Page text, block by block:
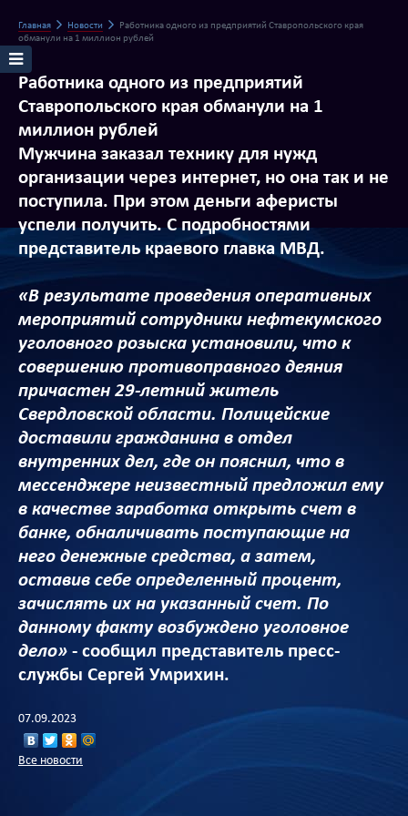
Главная Новости
Работника одного из предприятий Ставропольского края
обманули на 1 миллион рублей
Работника одного из предприятий
Ставропольского края обманули на 1
миллион рублей
Мужчина заказал технику для нужд
организации через интернет, но она так и не
поступила. При этом деньги аферисты
успели получить. С подробностями
представитель краевого главка МВД.
«В результате проведения оперативных
мероприятий сотрудники нефтекумского
уголовного розыска установили, что к
совершению противоправного деяния
причастен 29-летний житель
Свердловской области. Полицейские
доставили гражданина в отдел
внутренних дел, где он пояснил, что в
мессенджере неизвестный предложил ему
в качестве заработка открыть счет в
банке, обналичивать поступающие на
него денежные средства, а затем,
оставив себе определенный процент,
зачислять их на указанный счет. По
данному факту возбуждено уголовное
дело» - сообщил представитель пресс-
службы Сергей Умрихин.
07.09.2023
Все новости